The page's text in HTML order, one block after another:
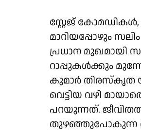
സ്റ്റേജ് കോമഡികൾ,
മാറിയപ്പോഴും
പ്രധാന മുഖമായി
റാപ്പുകൾക്കും
കുമാർ തിരസ്കൃത
വെട്ടിയ വഴി
പറയുന്നത്.
തുഴഞ്ഞുപോകുന്ന